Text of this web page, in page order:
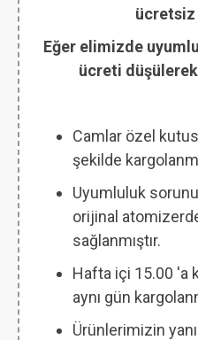
ücretsiz
Eğer elimizde
ücreti
Camlar özel
şekilde
Uyumluluk
orijinal
sağlanmıştır.
Hafta içi 15.00 'a
aynı gün
Ürünlerimizin